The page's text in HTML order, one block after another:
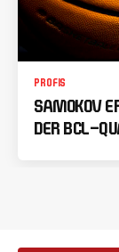
PROFIS
SAMOKOV
DER BCL-